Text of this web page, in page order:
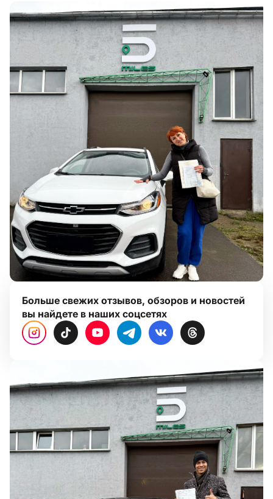
Больше свежих отзывов, обзоров и новостей
вы найдете в наших соцсетях